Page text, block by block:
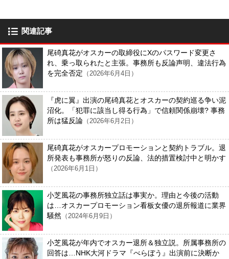
関連記事
尾碕真花がオスカーの取締役にXのパスワード変更さ
れ、乗っ取られたと主張。事務所も反論声明、違法行為
を完全否定 （2026年6月4日）
『虎に翼』出演の尾碕真花とオスカーの契約巡る争い泥
沼化。「犯罪に該当し得る行為」で信頼関係崩壊? 事務
所は猛反論 （2026年6月2日）
尾碕真花がオスカープロモーションと契約トラブル。退
所発表も事務所が怒りの反論、法的措置検討中と明かす
（2026年6月1日）
小芝風花の事務所独立話は事実か。理由と今後の活動
は…オスカープロモーション看板女優の退所報道に業界
騒然 （2024年6月9日）
小芝風花が年内でオスカー退所＆独立説。所属事務所の
回答は…NHK大河ドラマ『べらぼう』出演前に決断か